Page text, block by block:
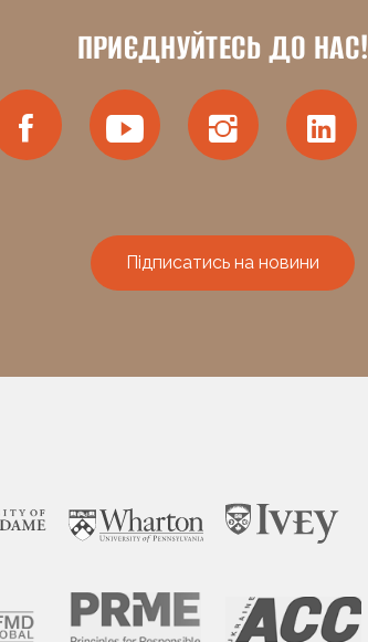
ПРИЄДНУЙТЕСЬ ДО НАС!
Підписатись на новини